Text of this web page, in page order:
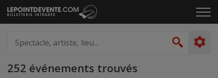
Passer
au
le
artiste,
lieu...
Accueil
252 événements trouvés